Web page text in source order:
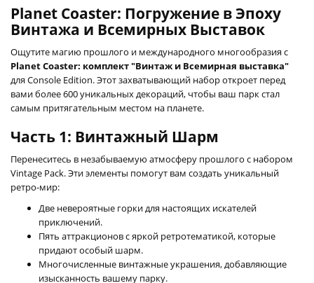
Planet Coaster: Погружение в Эпоху
Винтажа и Всемирных Выставок
Ощутите магию прошлого и международного многообразия с
Planet Coaster: комплект "Винтаж и Всемирная выставка"
для Console Edition. Этот захватывающий набор откроет перед
вами более 600 уникальных декораций, чтобы ваш парк стал
самым притягательным местом на планете.
Часть 1: Винтажный Шарм
Перенеситесь в незабываемую атмосферу прошлого с набором
Vintage Pack. Эти элементы помогут вам создать уникальный
ретро-мир:
Две невероятные горки для настоящих искателей
приключений.
Пять аттракционов с яркой ретротематикой, которые
придают особый шарм.
Многочисленные винтажные украшения, добавляющие
изысканность вашему парку.